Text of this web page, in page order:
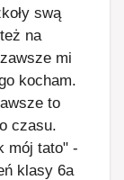
swą
na
mi
kocham.
to
czasu.
mój tato" -
klasy 6a